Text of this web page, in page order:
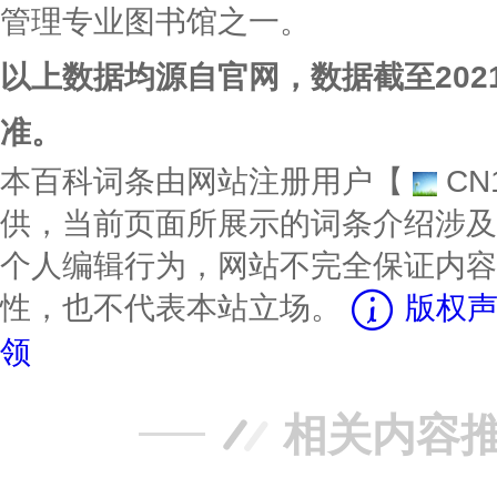
管理专业图书馆之一。
以上数据均源自官网，数据截至
准。
本百科词条由网站注册用户【
供，当前页面所展示的词条介绍涉
个人编辑行为，网站不完全保证内
性，也不代表本站立场。
版权
领
相关内容